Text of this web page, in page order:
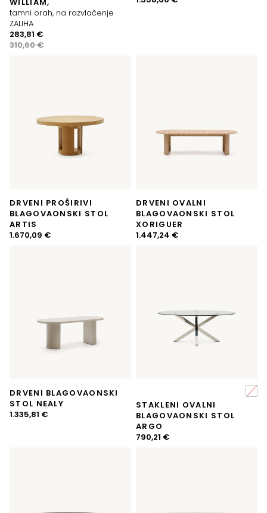
tamni orah, na razvlačenje
ZALIHA
310,60€
Izvorna
cijena
283,81 €
Trenutna
cijena
DRVENI PROŠIRIVI
BLAGOVAONSKI STOL
ARTIS
1.670,09 €
DRVENI OVALNI
BLAGOVAONSKI STOL
XORIGUER
1.447,24 €
DRVENI BLAGOVAONSKI
STOL NEALY
1.335,81 €
STAKLENI OVALNI
BLAGOVAONSKI STOL
ARGO
790,21 €